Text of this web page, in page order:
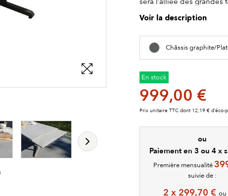
Voir la description
Châssis graphite/
En stock
999,00 €
Prix unitaire TTC dont 12,19 € d’éco-
ou
Paiement en 3 ou 4 x
Première mensualité
suivie de :
2 x 299,70 € ou